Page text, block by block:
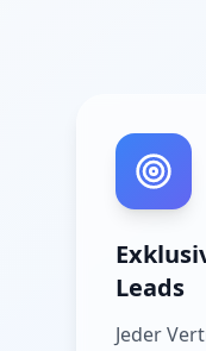
Leads
Jeder